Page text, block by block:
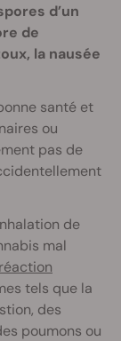
d’un
de
la nausée
santé et
ou
pas de
de
mal
réaction
tels que la
des
poumons ou